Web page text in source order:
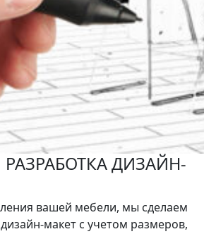
РАЗРАБОТКА ДИЗАЙН-
вашей мебели, мы сделаем
макет с учетом размеров,